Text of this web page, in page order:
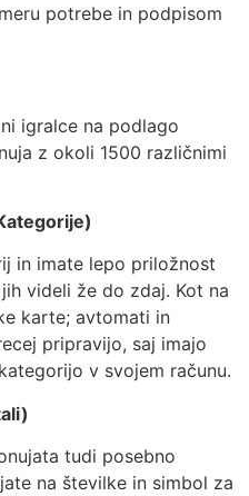
potrebe in podpisom
igralce na podlago
z okoli 1500 različnimi
in imate lepo priložnost
videli že do zdaj. Kot na
karte; avtomati in
pripravijo, saj imajo
v svojem računu.
tudi posebno
na številke in simbol za